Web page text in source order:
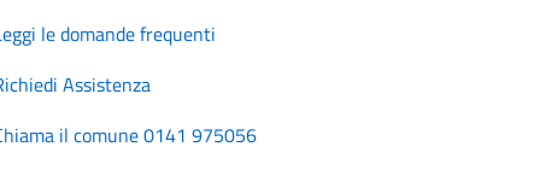
le domande frequenti
Assistenza
il comune 0141 975056